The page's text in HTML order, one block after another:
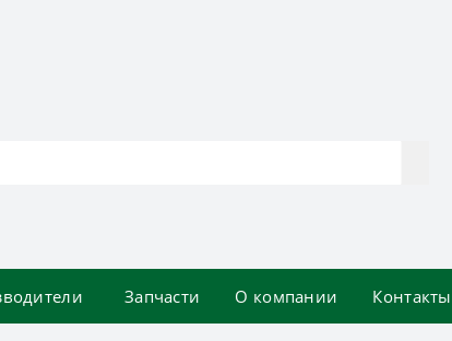
Запчасти О компании Контакты